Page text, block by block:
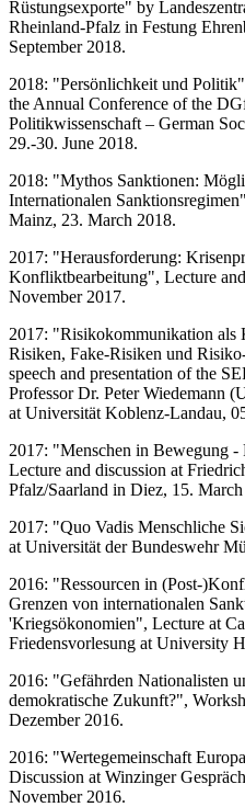
Rüstungsexporte" by
Rheinland-Pfalz in Festung
September 2018.
2018: "Persönlichkeit und
the Annual Conference of the
Politikwissenschaft – German
29.-30. June 2018.
2018: "Mythos Sanktionen:
Internationalen
Mainz, 23. March 2018.
2017: "Herausforderung:
Konfliktbearbeitung", Lecture
November 2017.
2017: "Risikokommunikation als
Risiken, Fake-Risiken und
speech and presentation of the
Professor Dr. Peter Wiedemann
at Universität Koblenz-Landau,
2017: "Menschen in Bewegung -
Lecture and discussion at
Pfalz/Saarland in Diez, 15.
2017: "Quo Vadis Menschliche
at Universität der Bundeswehr
2016: "Ressourcen in (Post-
Grenzen von internationalen
'Kriegsökonomien", Lecture at
Friedensvorlesung at University
2016: "Gefährden Nationalisten
demokratische Zukunft?",
Dezember 2016.
2016: "Wertegemeinschaft
Discussion at Winzinger
November 2016.